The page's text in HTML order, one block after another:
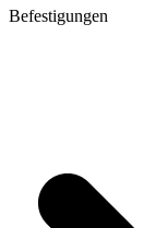
Befestigungen